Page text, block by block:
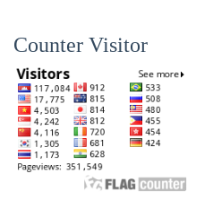
Counter Visitor